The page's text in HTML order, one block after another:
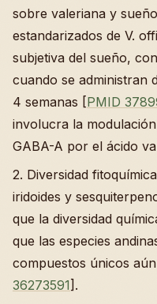
sobre valeriana y
estandarizados de V.
subjetiva del sueño,
cuando se administran
4 semanas [PMID
involucra la
GABA-A por el ácido
2. Diversidad
iridoides y
que la diversidad
que las especies
compuestos únicos
36273591].